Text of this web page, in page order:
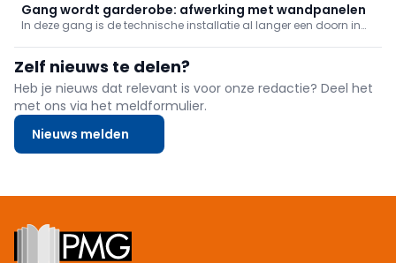
Gang wordt garderobe: afwerking met wandpanelen
In deze gang is de technische installatie al langer een doorn in
is het de afwerking, in dit geval met wandpanelen, die het gehe
Zelf nieuws te delen?
Heb je nieuws dat relevant is voor onze redactie? Deel het
met ons via het meldformulier.
Nieuws melden
Footer